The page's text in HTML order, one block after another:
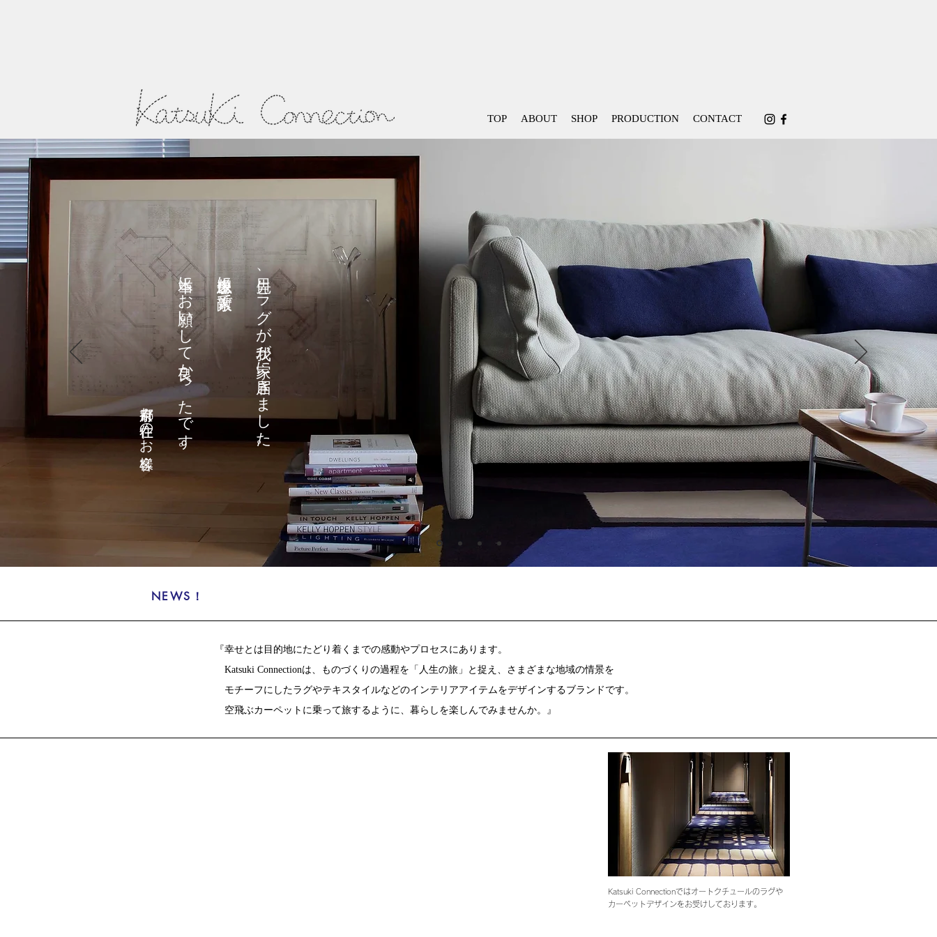
TOP ABOUT SHOP PRODUCTION CONTACT
先日、ラグが我が家に届きました。
想像以上に素敵で、
本当に
お願いして良かったです。
京都府 在住のお客様
NEWS！
『幸せとは目的地にたどり着くまでの感動やプロセスにあります。
Katsuki Connectionは、ものづくりの過程を「人生の旅」と捉え、さまざまな地域の情景を
モチーフにしたラグやテキスタイルなどのインテリアアイテムをデザインするブランドです。
空飛ぶカーペットに乗って旅するように、暮らしを楽しんでみませんか。』
Katsuki Connectionではオートクチュールのラグや
カーペットデザインをお受けしております。